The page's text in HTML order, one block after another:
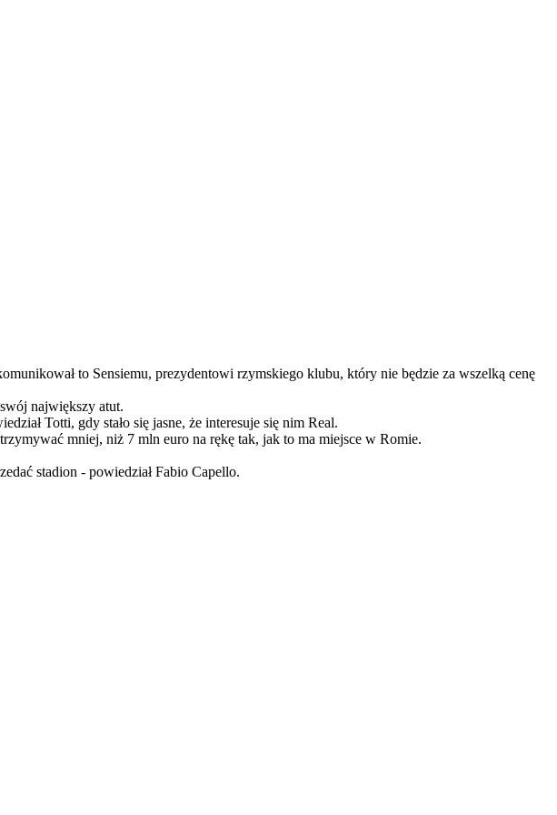
to Sensiemu, prezydentowi rzymskiego klubu, który nie będzie za wszelką cenę
największy atut.
Totti, gdy stało się jasne, że interesuje się nim Real.
mniej, niż 7 mln euro na rękę tak, jak to ma miejsce w Romie.
stadion - powiedział Fabio Capello.